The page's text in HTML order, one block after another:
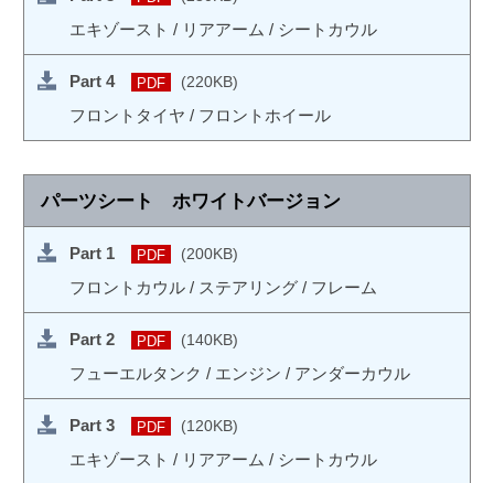
エキゾースト / リアアーム / シートカウル
Part 4 PDF (220KB)
フロントタイヤ / フロントホイール
パーツシート ホワイトバージョン
Part 1 PDF (200KB)
フロントカウル / ステアリング / フレーム
Part 2 PDF (140KB)
フューエルタンク / エンジン / アンダーカウル
Part 3 PDF (120KB)
エキゾースト / リアアーム / シートカウル